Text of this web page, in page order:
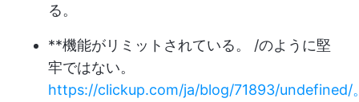
る。
**機能がリミットされている。 /のように堅
牢ではない。
https://clickup.com/ja/blog/71893/undefined/